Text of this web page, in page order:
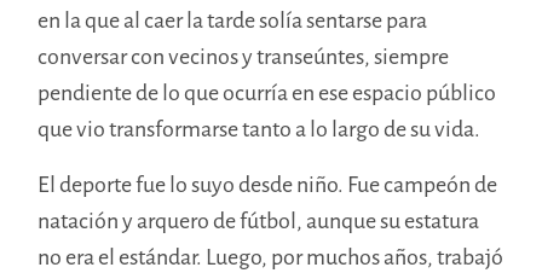
en la que al caer la tarde solía sentarse para
conversar con vecinos y transeúntes, siempre
pendiente de lo que ocurría en ese espacio público
que vio transformarse tanto a lo largo de su vida.
El deporte fue lo suyo desde niño. Fue campeón de
natación y arquero de fútbol, aunque su estatura
no era el estándar. Luego, por muchos años, trabajó